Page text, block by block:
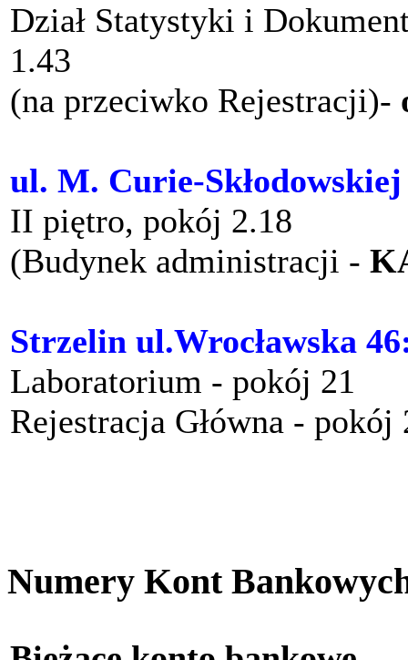
Dział Statystyki i
1.43
(na przeciwko Rejestracji)-
ul. M. Curie-Skłodowskiej
II piętro, pokój 2.18
(Budynek administracji -
Strzelin ul.Wrocławska
Laboratorium - pokój 21
Rejestracja Główna -
Numery Kont